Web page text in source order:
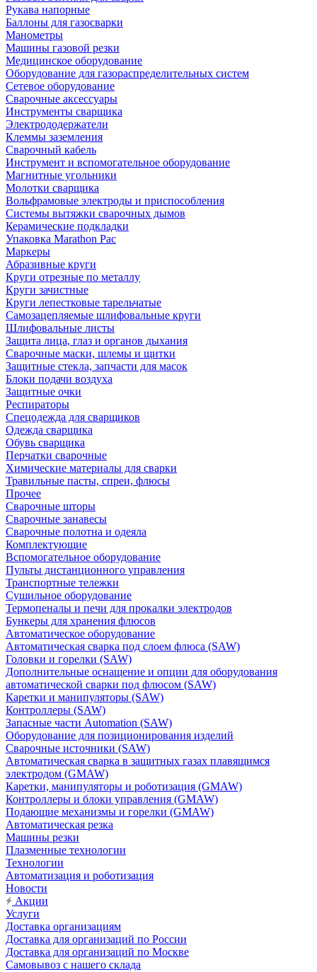
Рукава напорные
Баллоны для газосварки
Манометры
Машины газовой резки
Медицинское оборудование
Оборудование для газораспределительных систем
Сетевое оборудование
Сварочные аксессуары
Инструменты сварщика
Электрододержатели
Клеммы заземления
Сварочный кабель
Инструмент и вспомогательное оборудование
Магнитные угольники
Молотки сварщика
Вольфрамовые электроды и приспособления
Системы вытяжки сварочных дымов
Керамические подкладки
Упаковка Marathon Pac
Маркеры
Абразивные круги
Круги отрезные по металлу
Круги зачистные
Круги лепестковые тарельчатые
Самозацепляемые шлифовальные круги
Шлифовальные листы
Защита лица, глаз и органов дыхания
Сварочные маски, шлемы и щитки
Защитные стекла, запчасти для масок
Блоки подачи воздуха
Защитные очки
Респираторы
Спецодежда для сварщиков
Одежда сварщика
Обувь сварщика
Перчатки сварочные
Химические материалы для сварки
Травильные пасты, спреи, флюсы
Прочее
Сварочные шторы
Сварочные занавесы
Сварочные полотна и одеяла
Комплектующие
Вспомогательное оборудование
Пульты дистанционного управления
Транспортные тележки
Сушильное оборудование
Термопеналы и печи для прокалки электродов
Бункеры для хранения флюсов
Автоматическое оборудование
Автоматическая сварка под слоем флюса (SAW)
Головки и горелки (SAW)
Дополнительные оснащение и опции для оборудования
автоматической сварки под флюсом (SAW)
Каретки и манипуляторы (SAW)
Контроллеры (SAW)
Запасные части Automation (SAW)
Оборудование для позиционирования изделий
Сварочные источники (SAW)
Автоматическая сварка в защитных газах плавящимся
электродом (GMAW)
Каретки, манипуляторы и роботизация (GMAW)
Контроллеры и блоки управления (GMAW)
Подающие механизмы и горелки (GMAW)
Автоматическая резка
Машины резки
Плазменные технологии
Технологии
Автоматизация и роботизация
Новости
Акции
Услуги
Доставка организациям
Доставка для организаций по России
Доставка для организаций по Москве
Самовывоз с нашего склада